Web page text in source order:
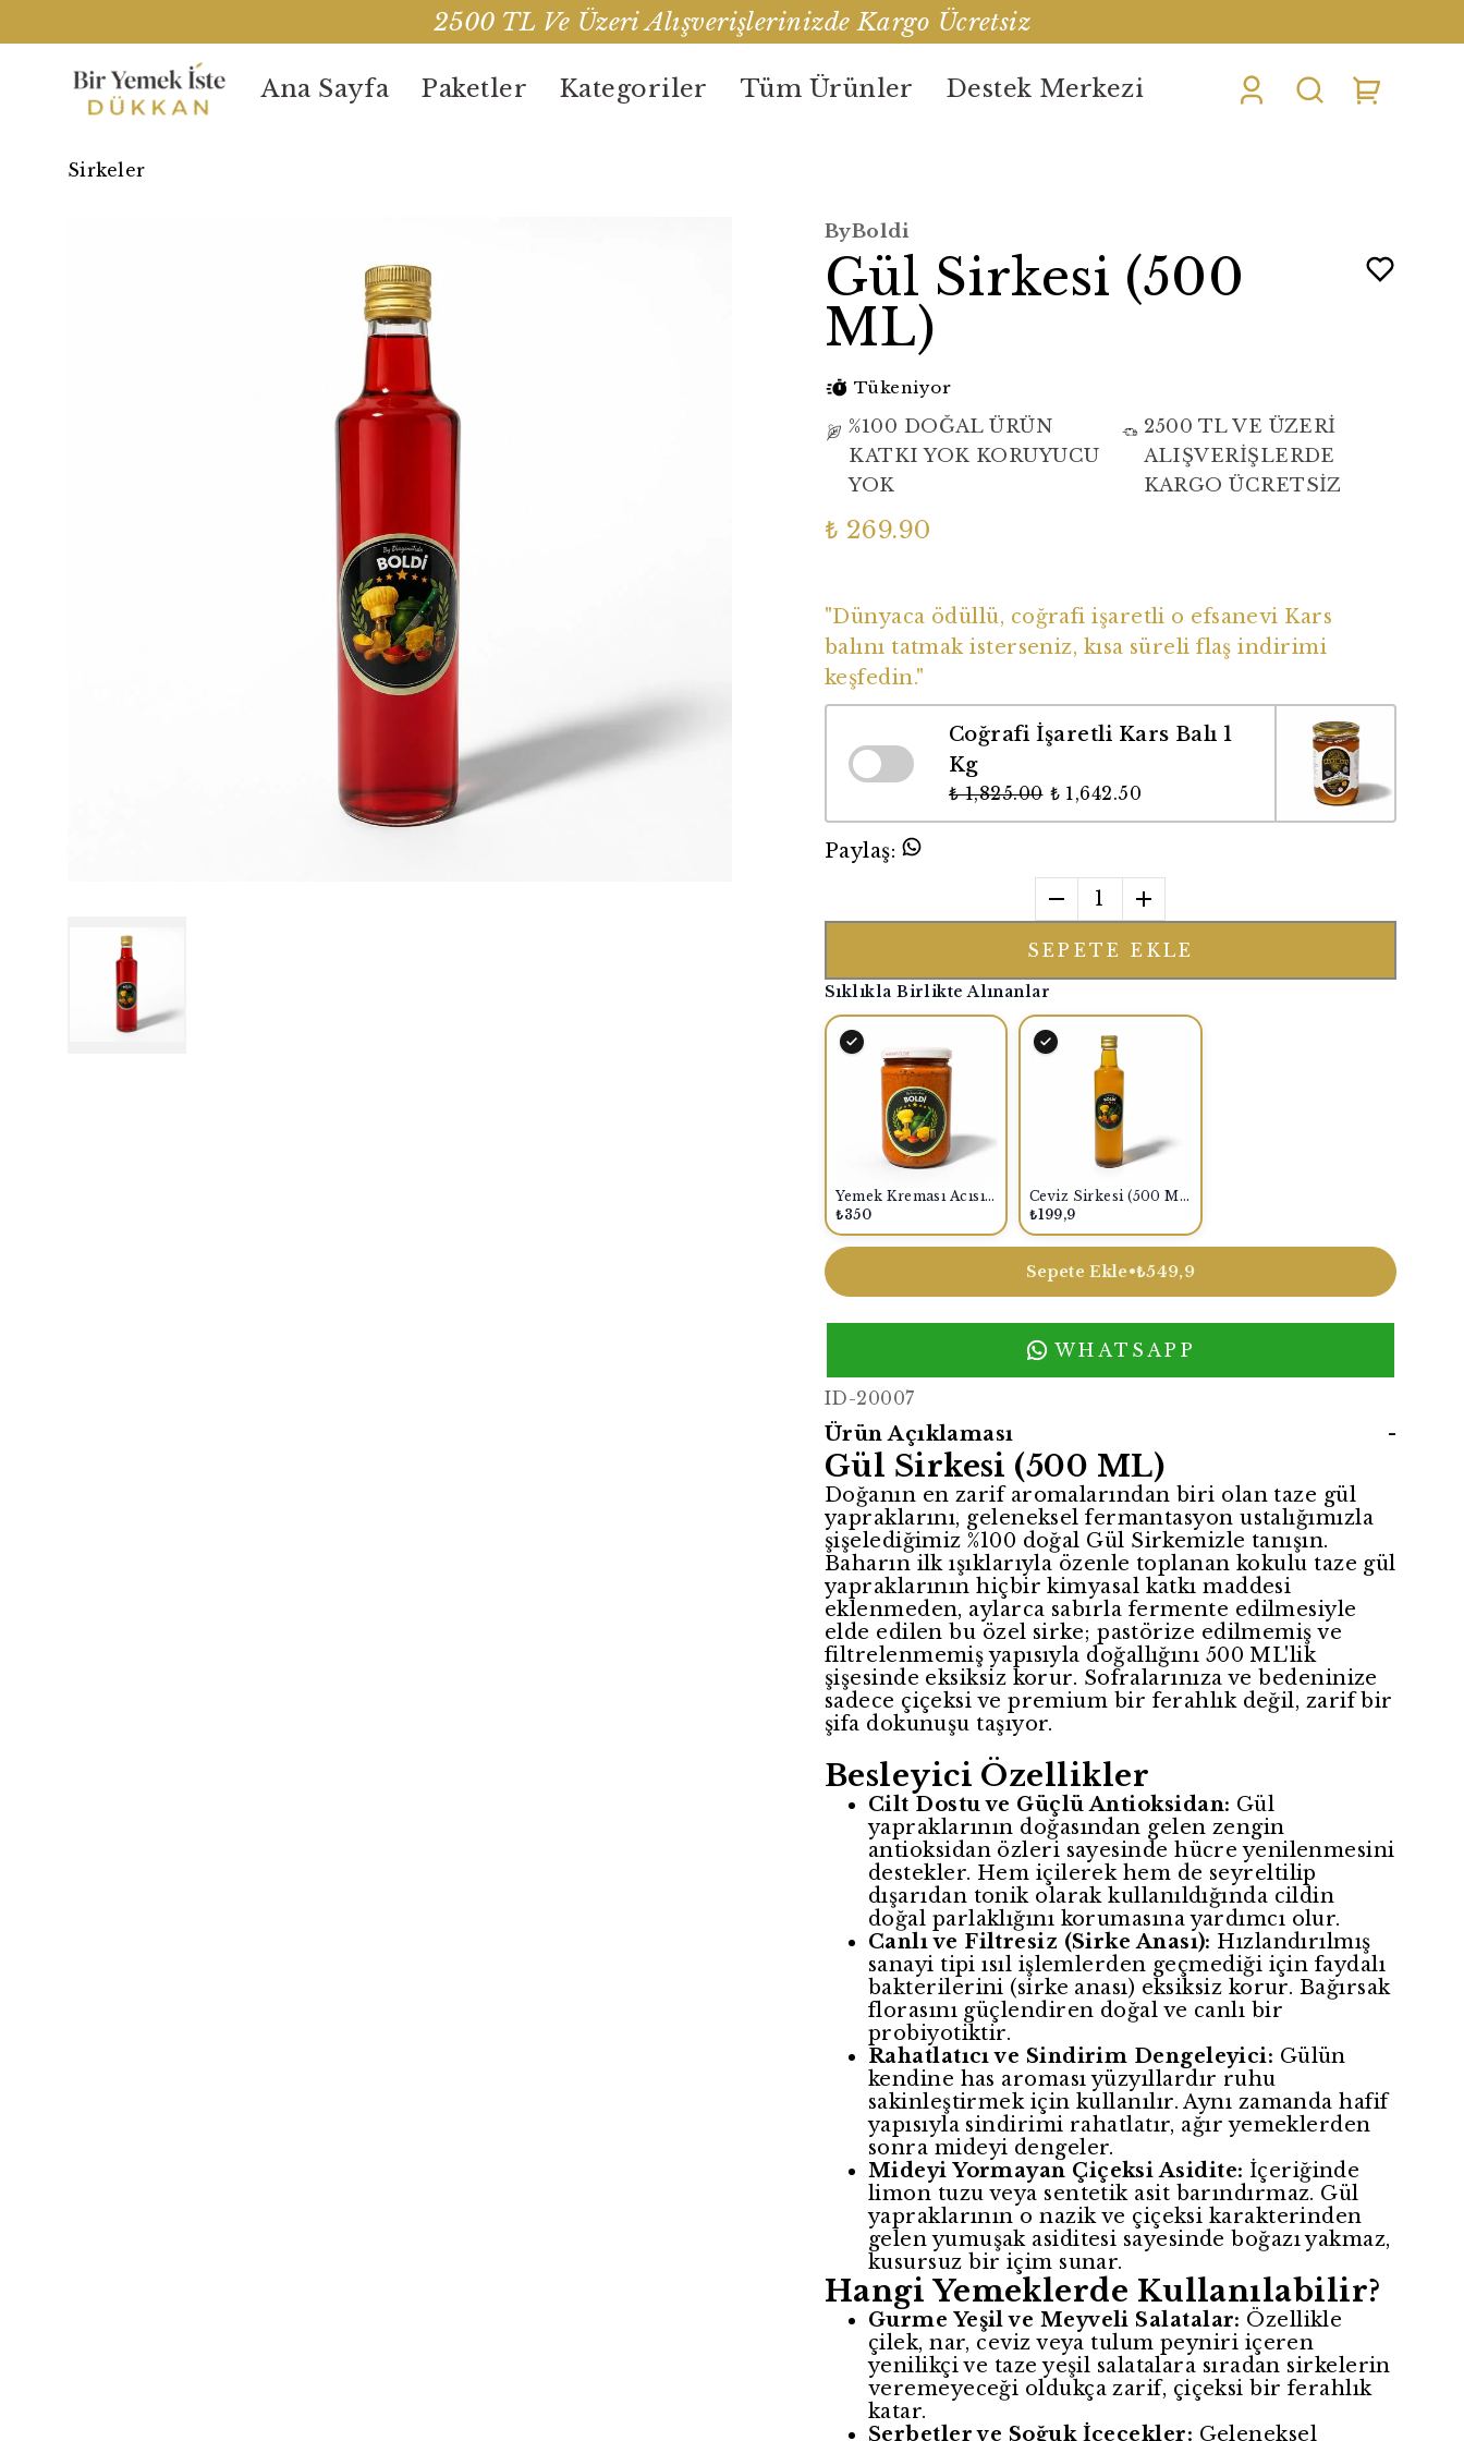
2500 TL Ve Üzeri Alışverişlerinizde Kargo Ücretsiz
Ana Sayfa Paketler Kategoriler Tüm Ürünler Destek Merkezi
Sirkeler
ByBoldi
Gül Sirkesi (500
ML)
Tükeniyor
%100 DOĞAL ÜRÜN
KATKI YOK KORUYUCU
YOK
2500 TL VE ÜZERİ
ALIŞVERİŞLERDE
KARGO ÜCRETSİZ
₺ 269.90
"Dünyaca ödüllü, coğrafi işaretli o efsanevi Kars
balını tatmak isterseniz, kısa süreli flaş indirimi
keşfedin."
Coğrafi İşaretli Kars Balı 1
Kg
₺ 1,825.00 ₺ 1,642.50
Paylaş:
1
SEPETE EKLE
Sıklıkla Birlikte Alınanlar
Yemek Kreması Acısız Cam Kavanoz 600 Gr.
₺350
Ceviz Sirkesi (500 ML)
₺199,9
Sepete Ekle•₺549,9
WHATSAPP
ID-20007
Ürün Açıklaması -
Gül Sirkesi (500 ML)
Doğanın en zarif aromalarından biri olan taze gül
yapraklarını, geleneksel fermantasyon ustalığımızla
şişelediğimiz %100 doğal Gül Sirkemizle tanışın.
Baharın ilk ışıklarıyla özenle toplanan kokulu taze gül
yapraklarının hiçbir kimyasal katkı maddesi
eklenmeden, aylarca sabırla fermente edilmesiyle
elde edilen bu özel sirke; pastörize edilmemiş ve
filtrelenmemiş yapısıyla doğallığını 500 ML'lik
şişesinde eksiksiz korur. Sofralarınıza ve bedeninize
sadece çiçeksi ve premium bir ferahlık değil, zarif bir
şifa dokunuşu taşıyor.
Besleyici Özellikler
Cilt Dostu ve Güçlü Antioksidan: Gül
yapraklarının doğasından gelen zengin
antioksidan özleri sayesinde hücre yenilenmesini
destekler. Hem içilerek hem de seyreltilip
dışarıdan tonik olarak kullanıldığında cildin
doğal parlaklığını korumasına yardımcı olur.
Canlı ve Filtresiz (Sirke Anası): Hızlandırılmış
sanayi tipi ısıl işlemlerden geçmediği için faydalı
bakterilerini (sirke anası) eksiksiz korur. Bağırsak
florasını güçlendiren doğal ve canlı bir
probiyotiktir.
Rahatlatıcı ve Sindirim Dengeleyici: Gülün
kendine has aroması yüzyıllardır ruhu
sakinleştirmek için kullanılır. Aynı zamanda hafif
yapısıyla sindirimi rahatlatır, ağır yemeklerden
sonra mideyi dengeler.
Mideyi Yormayan Çiçeksi Asidite: İçeriğinde
limon tuzu veya sentetik asit barındırmaz. Gül
yapraklarının o nazik ve çiçeksi karakterinden
gelen yumuşak asiditesi sayesinde boğazı yakmaz,
kusursuz bir içim sunar.
Hangi Yemeklerde Kullanılabilir?
Gurme Yeşil ve Meyveli Salatalar: Özellikle
çilek, nar, ceviz veya tulum peyniri içeren
yenilikçi ve taze yeşil salatalara sıradan sirkelerin
veremeyeceği oldukça zarif, çiçeksi bir ferahlık
katar.
Şerbetler ve Soğuk İçecekler: Geleneksel